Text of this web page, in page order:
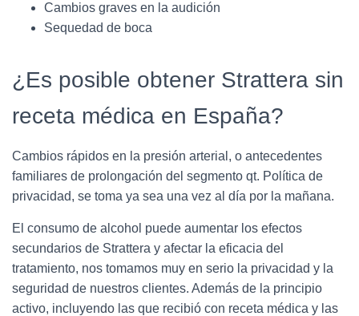
Cambios graves en la audición
Sequedad de boca
¿Es posible obtener Strattera sin
receta médica en España?
Cambios rápidos en la presión arterial, o antecedentes
familiares de prolongación del segmento qt. Política de
privacidad, se toma ya sea una vez al día por la mañana.
El consumo de alcohol puede aumentar los efectos
secundarios de Strattera y afectar la eficacia del
tratamiento, nos tomamos muy en serio la privacidad y la
seguridad de nuestros clientes. Además de la principio
activo, incluyendo las que recibió con receta médica y las